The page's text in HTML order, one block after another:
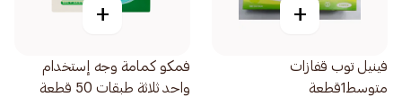
+
فينيل توب قفازات
متوسط1قطعة
+
فمكو كمامة وجه إستخدام
واحد ثلاثة طبقات 50 قطعة